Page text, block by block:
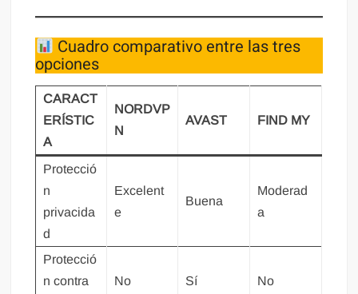
Cuadro comparativo entre las tres
opciones
CARACT
ERÍSTIC
A
NORDVP
N
AVAST FIND MY
Protecció
n
privacida
d
Excelent
e
Buena
Moderad
a
Protecció
n contra
No Sí No